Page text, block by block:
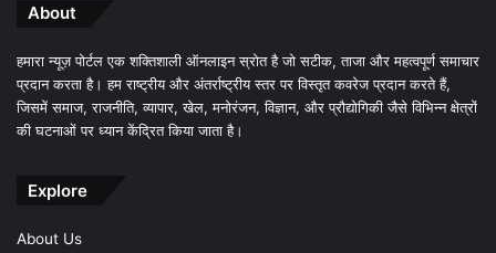
About
हमारा न्यूज़ पोर्टल एक शक्तिशाली ऑनलाइन स्रोत है जो सटीक, ताजा और महत्वपूर्ण समाचार
प्रदान करता है। हम राष्ट्रीय और अंतर्राष्ट्रीय स्तर पर विस्तृत कवरेज प्रदान करते हैं,
जिसमें समाज, राजनीति, व्यापार, खेल, मनोरंजन, विज्ञान, और प्रौद्योगिकी जैसे विभिन्न क्षेत्रों
की घटनाओं पर ध्यान केंद्रित किया जाता है।
Explore
About Us